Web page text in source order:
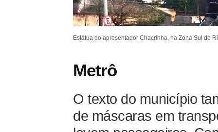
Estátua do apresentador Chacrinha, na Zona Sul do
Metrô
O texto do município
de máscaras em